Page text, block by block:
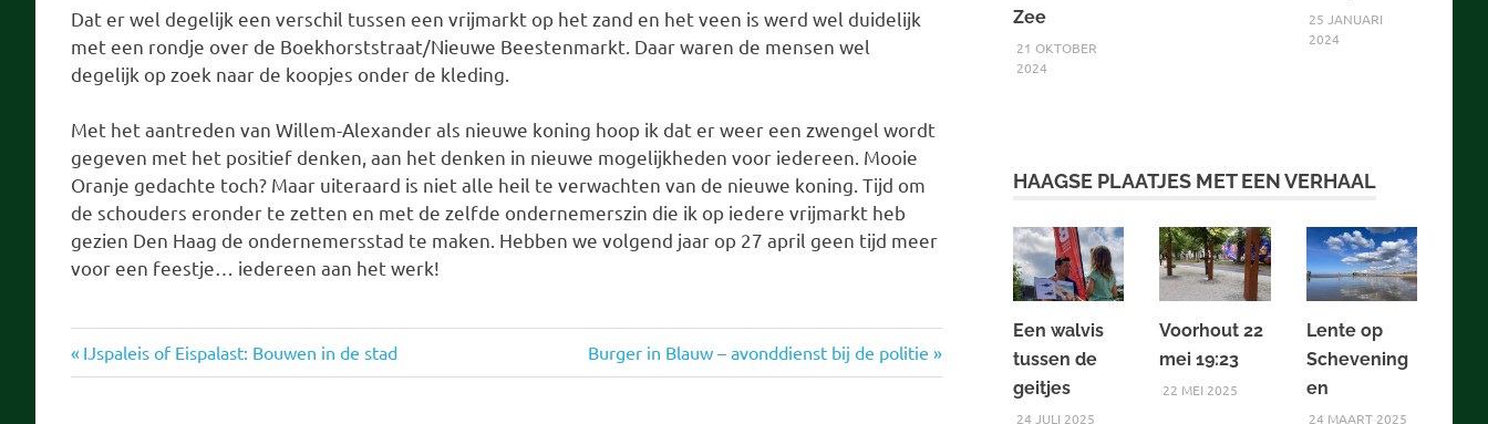
Dat er wel degelijk een verschil tussen een vrijmarkt op het zand en het veen is werd wel duidelijk
met een rondje over de Boekhorststraat/Nieuwe Beestenmarkt. Daar waren de mensen wel
degelijk op zoek naar de koopjes onder de kleding.
Met het aantreden van Willem-Alexander als nieuwe koning hoop ik dat er weer een zwengel wordt
gegeven met het positief denken, aan het denken in nieuwe mogelijkheden voor iedereen. Mooie
Oranje gedachte toch? Maar uiteraard is niet alle heil te verwachten van de nieuwe koning. Tijd om
de schouders eronder te zetten en met de zelfde ondernemerszin die ik op iedere vrijmarkt heb
gezien Den Haag de ondernemersstad te maken. Hebben we volgend jaar op 27 april geen tijd meer
voor een feestje… iedereen aan het werk!
haag
Bericht
Vorige
bericht:
IJspaleis of Eispalast: Bouwen in de stad
Volgende
bericht:
Burger in Blauw – avonddienst bij de politie
Zee
21 OKTOBER
2024
25 JANUARI
2024
HAAGSE PLAATJES MET EEN VERHAAL
Een walvis
tussen de
geitjes
24 JULI 2025
Voorhout 22
mei 19:23
22 MEI 2025
Lente op
Schevening
en
24 MAART 2025